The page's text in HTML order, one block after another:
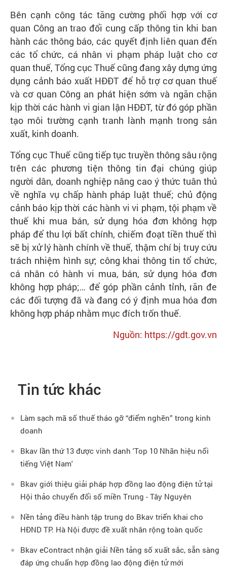
Bên cạnh công tác tăng cường phối hợp với cơ
quan Công an trao đổi cung cấp thông tin khi ban
hành các thông báo, các quyết định liên quan đến
các tổ chức, cá nhân vi phạm pháp luật cho cơ
quan thuế, Tổng cục Thuế cũng đang xây dựng ứng
dụng cảnh báo xuất HĐĐT để hỗ trợ cơ quan thuế
và cơ quan Công an phát hiện sớm và ngăn chặn
kịp thời các hành vi gian lận HĐĐT, từ đó góp phần
tạo môi trường cạnh tranh lành mạnh trong sản
xuất, kinh doanh.
Tổng cục Thuế cũng tiếp tục truyền thông sâu rộng
trên các phương tiện thông tin đại chúng giúp
người dân, doanh nghiệp nâng cao ý thức tuân thủ
về nghĩa vụ chấp hành pháp luật thuế; chủ động
cảnh báo kịp thời các hành vi vi phạm, tội phạm về
thuế khi mua bán, sử dụng hóa đơn không hợp
pháp để thu lợi bất chính, chiếm đoạt tiền thuế thì
sẽ bị xử lý hành chính về thuế, thậm chí bị truy cứu
trách nhiệm hình sự; công khai thông tin tổ chức,
cá nhân có hành vi mua, bán, sử dụng hóa đơn
không hợp pháp;… để góp phần cảnh tỉnh, răn đe
các đối tượng đã và đang có ý định mua hóa đơn
không hợp pháp nhằm mục đích trốn thuế.
Nguồn: https://gdt.gov.vn
Tin tức khác
Làm sạch mã số thuế tháo gỡ “điểm nghẽn” trong kinh
doanh
Bkav lần thứ 13 được vinh danh 'Top 10 Nhãn hiệu nổi
tiếng Việt Nam'
Bkav giới thiệu giải pháp hợp đồng lao động điện tử tại
Hội thảo chuyển đổi số miền Trung - Tây Nguyên
Nền tảng điều hành tập trung do Bkav triển khai cho
HĐND TP. Hà Nội được đề xuất nhân rộng toàn quốc
Bkav eContract nhận giải Nền tảng số xuất sắc, sẵn sàng
đáp ứng chuẩn hợp đồng lao động điện tử mới